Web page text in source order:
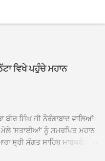
ਵਿਖੇ ਪਹੁੰਚੇ ਮਹਾਨ
ਬੀਰ ਸਿੰਘ ਜੀ ਨੌਰੰਗਾਬਾਦ ਵਾਲਿਆਂ
ਮੇਲੇ 'ਸਤਾਈਆਂ' ਨੂੰ ਸਮਰਪਿਤ ਮਹਾਨ
ਸ੍ਰੀ ਸੰਗਤ ਸਾਹਿਬ ਮਾਰਕਫੈੱਡ